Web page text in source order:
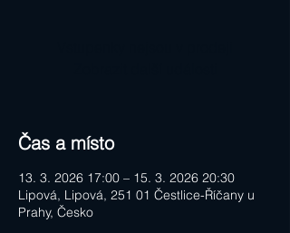
Čas a místo
13. 3. 2026 17:00 – 15. 3. 2026 20:30
Lipová, Lipová, 251 01 Čestlice-Říčany u
Prahy, Česko